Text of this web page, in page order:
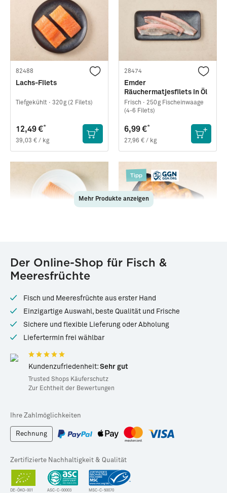
82488
Lachs-Filets
Tiefgekühlt · 320g (2 Filets)
12,49 €*
39,03 € / kg
28474
Emder
Räuchermatjesfilets in Öl
Frisch · 250g Fischeinwaage
(4-6 Filets)
6,99 €*
27,96 € / kg
(Sashimi-Qualität)
Tiefgekühlt · 200g
17,99 € *
89,95 € / kg
Tipp
Räucherlachs« · Mit
4,99 €*
49,90 € / kg
Mehr Produkte anzeigen
Der Online-Shop für Fisch &
Meeresfrüchte
Fisch und Meeresfrüchte aus erster Hand
Einzigartige Auswahl, beste Qualität und Frische
Sichere und flexible Lieferung oder Abholung
Liefertermin frei wählbar
Kundenzufriedenheit: Sehr gut
Trusted Shops Käuferschutz
Zur Echtheit der Bewertungen
Ihre Zahlmöglichkeiten
Rechnung
Zertifizierte Nachhaltigkeit & Qualität
DE-ÖKO-001 ASC-C-00003 MSC-C-50070